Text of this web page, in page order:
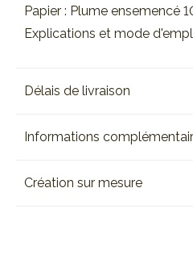
Papier : Plume ensemencé
Explications et mode
Délais de livraison
Informations
Création sur mesure